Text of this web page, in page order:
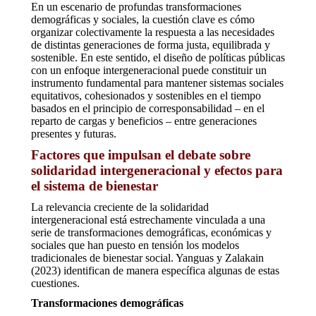
En un escenario de profundas transformaciones
demográficas y sociales, la cuestión clave es cómo
organizar colectivamente la respuesta a las necesidades
de distintas generaciones de forma justa, equilibrada y
sostenible. En este sentido, el diseño de políticas públicas
con un enfoque intergeneracional puede constituir un
instrumento fundamental para mantener sistemas sociales
equitativos, cohesionados y sostenibles en el tiempo
basados en el principio de corresponsabilidad – en el
reparto de cargas y beneficios – entre generaciones
presentes y futuras.
Factores que impulsan el debate sobre
solidaridad intergeneracional y efectos para
el sistema de bienestar
La relevancia creciente de la solidaridad
intergeneracional está estrechamente vinculada a una
serie de transformaciones demográficas, económicas y
sociales que han puesto en tensión los modelos
tradicionales de bienestar social. Yanguas y Zalakain
(2023) identifican de manera específica algunas de estas
cuestiones.
Transformaciones demográficas